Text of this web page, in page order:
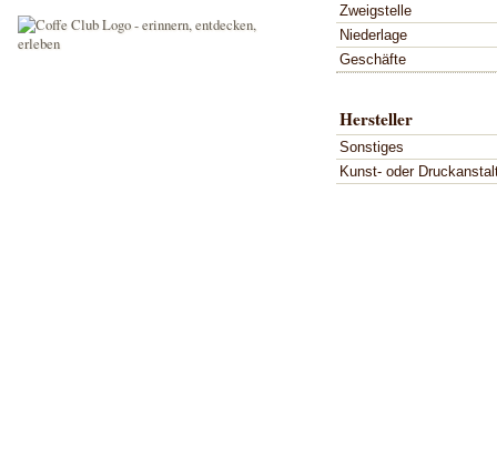
Zweigstelle
Niederlage
Geschäfte
Hersteller
Sonstiges
Kunst- oder